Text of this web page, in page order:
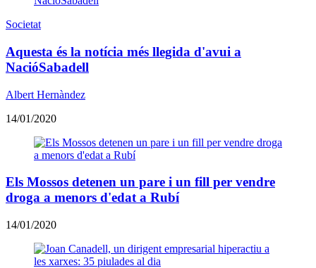
Societat
Aquesta és la notícia més llegida d'avui a
NacióSabadell
Albert Hernàndez
14/01/2020
Els Mossos detenen un pare i un fill per vendre
droga a menors d'edat a Rubí
14/01/2020